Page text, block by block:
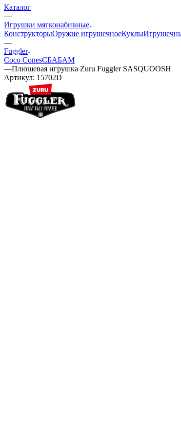
Каталог
—
Игрушки мягконабивные
КонструкторыОружие игрушечноеКуклы
—
Fuggler
Coco ConesСБАБАМ
—Плюшевая игрушка Zuru Fuggler SASQUOOSH
Артикул: 15702D